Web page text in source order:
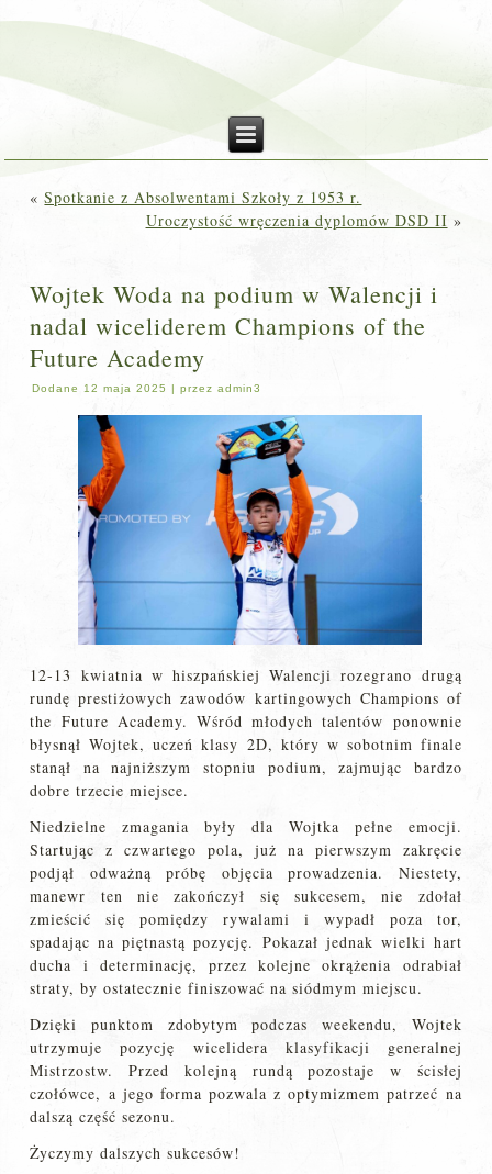
«Spotkanie z Absolwentami Szkoły z 1953 r.
Uroczystość wręczenia dyplomów DSD II »
Wojtek Woda na podium w Walencji i
nadal wiceliderem Champions of the
Future Academy
Dodane 12 maja 2025 |przez admin3
12-13 kwiatnia w hiszpańskiej Walencji rozegrano drugą
rundę prestiżowych zawodów kartingowych Champions of
the Future Academy. Wśród młodych talentów ponownie
błysnął Wojtek, uczeń klasy 2D, który w sobotnim finale
stanął na najniższym stopniu podium, zajmując bardzo
dobre trzecie miejsce.
Niedzielne zmagania były dla Wojtka pełne emocji.
Startując z czwartego pola, już na pierwszym zakręcie
podjął odważną próbę objęcia prowadzenia. Niestety,
manewr ten nie zakończył się sukcesem, nie zdołał
zmieścić się pomiędzy rywalami i wypadł poza tor,
spadając na piętnastą pozycję. Pokazał jednak wielki hart
ducha i determinację, przez kolejne okrążenia odrabiał
straty, by ostatecznie finiszować na siódmym miejscu.
Dzięki punktom zdobytym podczas weekendu, Wojtek
utrzymuje pozycję wicelidera klasyfikacji generalnej
Mistrzostw. Przed kolejną rundą pozostaje w ścisłej
czołówce, a jego forma pozwala z optymizmem patrzeć na
dalszą część sezonu.
Życzymy dalszych sukcesów!